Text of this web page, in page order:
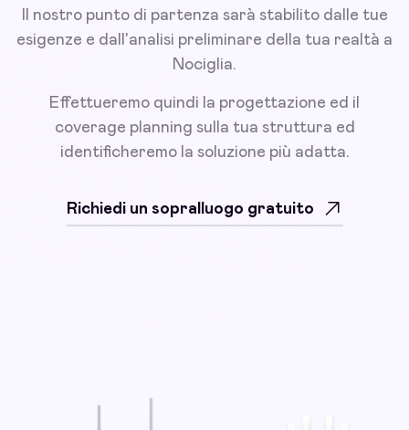
Il nostro punto di partenza sarà stabilito dalle tue
esigenze e dall'analisi preliminare della tua realtà a
Nociglia.
Effettueremo quindi la progettazione ed il
coverage planning sulla tua struttura ed
identificheremo la soluzione più adatta.
Richiedi un sopralluogo gratuito